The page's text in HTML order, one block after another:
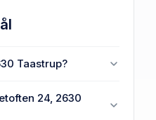
Taastrup?
24, 2630
24, 2630